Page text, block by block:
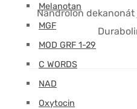
Melanotan
MGF
MOD GRF 1-29
C WORDS
NAD
Oxytocin
Nandrolon